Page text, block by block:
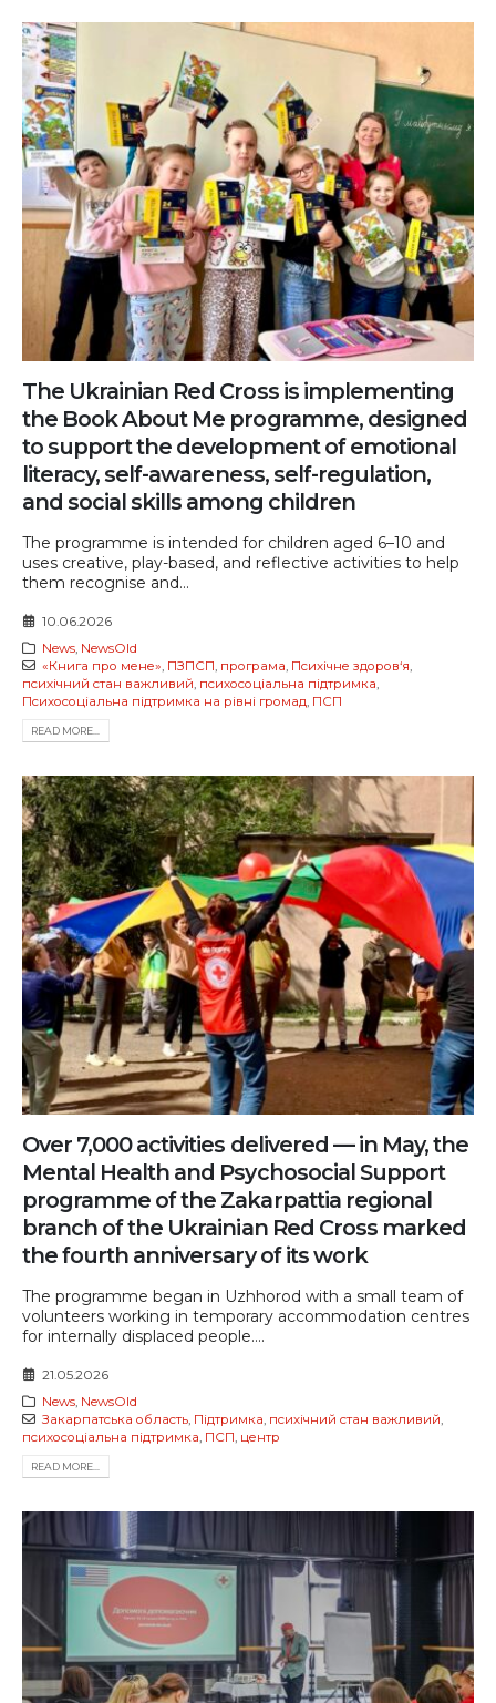
The Ukrainian Red Cross is implementing
the Book About Me programme, designed
to support the development of emotional
literacy, self-awareness, self-regulation,
and social skills among children
The programme is intended for children aged 6–10 and
uses creative, play-based, and reflective activities to help
them recognise and...
10.06.2026
News, NewsOld
«Книга про мене», ПЗПСП, програма, Психічне здоров‘я,
психічний стан важливий, психосоціальна підтримка,
Психосоціальна підтримка на рівні громад, ПСП
READ MORE...
Over 7,000 activities delivered — in May, the
Mental Health and Psychosocial Support
programme of the Zakarpattia regional
branch of the Ukrainian Red Cross marked
the fourth anniversary of its work
The programme began in Uzhhorod with a small team of
volunteers working in temporary accommodation centres
for internally displaced people....
21.05.2026
News, NewsOld
Закарпатська область, Підтримка, психічний стан важливий,
психосоціальна підтримка, ПСП, центр
READ MORE...